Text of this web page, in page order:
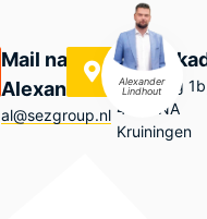
Mail naar
Alexander
al@sezgroup.nl
Zandweg
4416 NA
Kruiningen
Alexander
Lindhout